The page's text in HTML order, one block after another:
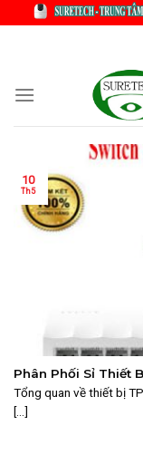
Phân Phối Sỉ Thiết
Tổng quan về thiết bị
[...]
10
Th5